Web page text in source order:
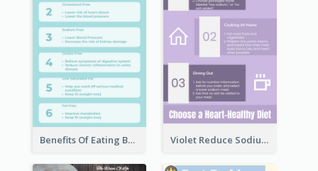
Benefits Of Eating Banana Infographic Violet Reduce Sodium Infographic Idea Design